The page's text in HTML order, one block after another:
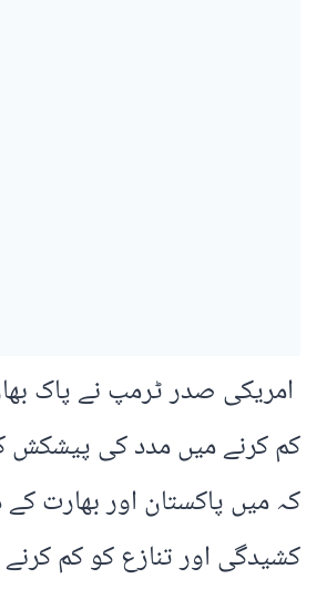
امریکی صدر ٹرمپ نے پاک
کم کرنے میں مدد کی پیشکش
کہ میں پاکستان اور بھارت
کشیدگی اور تنازع کو کم